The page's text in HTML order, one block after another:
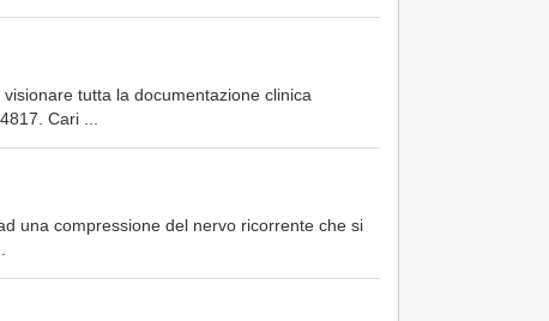
tutta la documentazione clinica
Cari ...
una compressione del nervo ricorrente che si